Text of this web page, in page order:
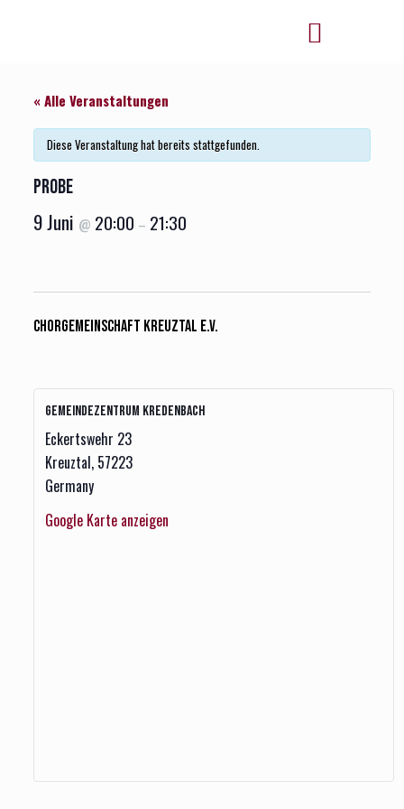
« Alle Veranstaltungen
Diese Veranstaltung hat bereits stattgefunden.
Probe
9 Juni @ 20:00 – 21:30
Chorgemeinschaft Kreuztal e.V.
Gemeindezentrum Kredenbach
Eckertswehr 23
Kreuztal, 57223
Germany
Google Karte anzeigen